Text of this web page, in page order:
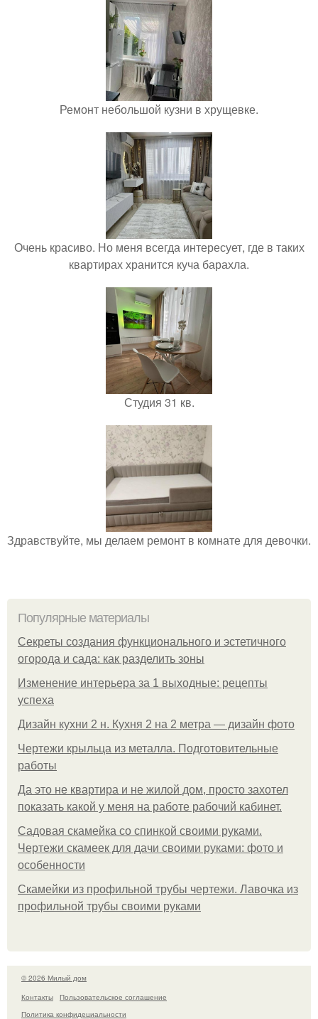
Ремонт небольшой кузни в хрущевке.
Очень красиво. Но меня всегда интересует, где в таких
квартирах хранится куча барахла.
Студия 31 кв.
Здравствуйте, мы делаем ремонт в комнате для девочки.
Популярные материалы
Секреты создания функционального и эстетичного
огорода и сада: как разделить зоны
Изменение интерьера за 1 выходные: рецепты
успеха
Дизайн кухни 2 н. Кухня 2 на 2 метра — дизайн фото
Чертежи крыльца из металла. Подготовительные
работы
Да это не квартира и не жилой дом, просто захотел
показать какой у меня на работе рабочий кабинет.
Садовая скамейка со спинкой своими руками.
Чертежи скамеек для дачи своими руками: фото и
особенности
Скамейки из профильной трубы чертежи. Лавочка из
профильной трубы своими руками
© 2026 Милый дом
Контакты
Пользовательское соглашение
Политика конфидециальности